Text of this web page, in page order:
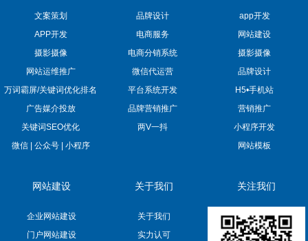
文案策划
品牌设计
APP开发
电商服务
摄影摄像
电商分销系统
网站运维推广
微信代运营
万词霸屏/关键词优化排名
平台系统开发
广告媒介投放
品牌营销推广
关键词SEO优化
两V一抖
微信 | 公众号 | 小程序
app开发
网站建设
摄影摄像
品牌设计
H5•手机站
营销推广
小程序开发
网站模板
网站建设
企业网站建设
门户网站建设
关于我们
关于我们
实力认可
关注我们